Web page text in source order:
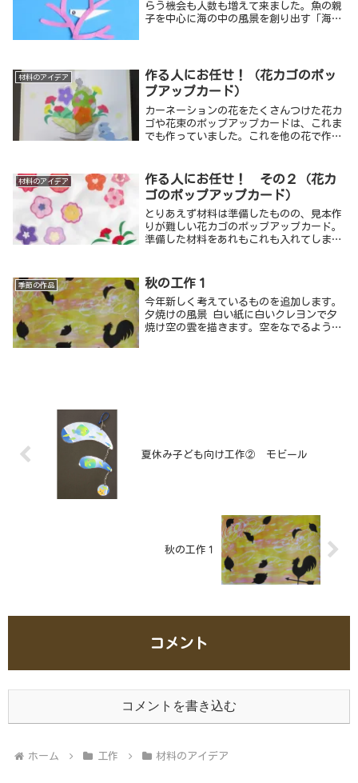
らう機会も人数も増えて来ました。魚の親
子を中心に海の中の風景を創り出す「海の
できてしまうことがないよう、準備段階で
気にかけたことを紹介します。
材料のアイデア
作る人にお任せ！（花カゴのポッ
プアップカード）
カーネーションの花をたくさんつけた花カ
ゴや花束のポップアップカードは、これま
でも作っていました。これを他の花で作っ
定。作る人のアイディアもいくらでも出て
きそうで、自分でも簡単にできると思って
いましたが・・。
材料のアイデア
作る人にお任せ！ その２（花カ
ゴのポップアップカード）
とりあえず材料は準備したものの、見本作
りが難しい花カゴのポップアップカード。
準備した材料をあれもこれも入れてしまう
も増えそうで、それも心配です。おおよそ
の雰囲気が伝わるだけの見本で、あとはも
う「作る人にお任せ！」にしました。
季節の作品 秋の工作１
今年新しく考えているものを追加します。
夕焼けの風景 白い紙に白いクレヨンで夕
焼け空の雲を描きます。空をなでるように
夏休み子ども向け工作② モビール
秋の工作１
コメント
コメントを書き込む
ホーム 工作 材料のアイデア